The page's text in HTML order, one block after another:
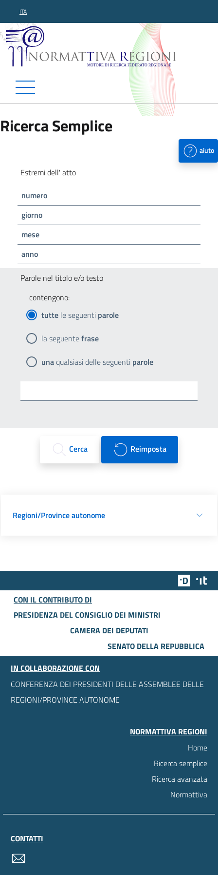
ITA
Normattiva Regioni -
Ricerca Semplice
aiuto
Estremi dell' atto
numero
giorno
mese
anno
Parole nel titolo e/o testo
contengono:
tutte le seguenti parole
la seguentefrase
unaqualsiasi delle seguenti parole
Cerca Reimposta
Regioni/Province autonome
Team
CON IL CONTRIBUTO DI
PRESIDENZA DEL CONSIGLIO DEI MINISTRI
CAMERA DEI DEPUTATI
SENATO DELLA REPUBBLICA
IN COLLABORAZIONE CON
CONFERENZA DEI PRESIDENTI DELLE ASSEMBLEE DELLE
REGIONI/PROVINCE AUTONOME
NORMATTIVA REGIONI
Home
Ricerca semplice
Ricerca avanzata
Normattiva
CONTATTI